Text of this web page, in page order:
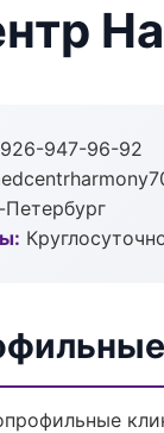
947-96-92